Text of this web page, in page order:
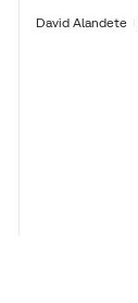
David Alandete